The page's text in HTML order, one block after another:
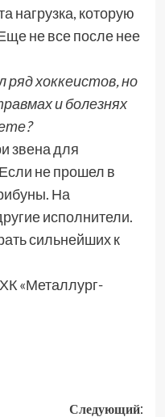
нагрузка, которую
не все после нее
хоккеистов, но
и болезнях
звена для
не прошел в
На
исполнители.
сильнейших к
«Металлург-
Следующий: